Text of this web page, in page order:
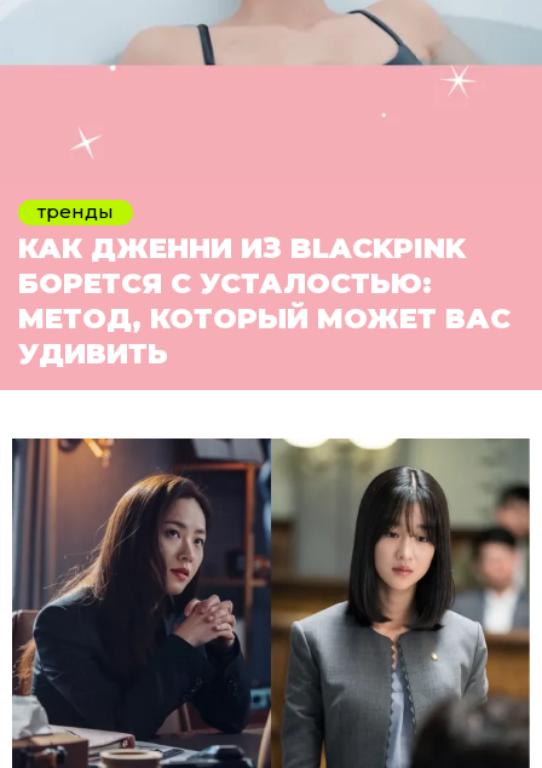
тренды
КАК ДЖЕННИ ИЗ BLACKPINK
БОРЕТСЯ С УСТАЛОСТЬЮ:
МЕТОД, КОТОРЫЙ МОЖЕТ ВАС
УДИВИТЬ